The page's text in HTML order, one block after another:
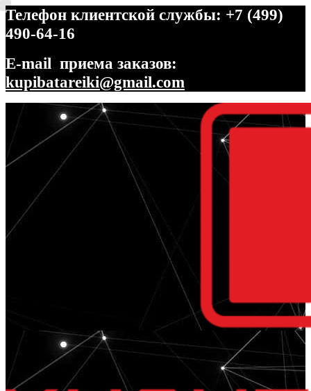
Телефон клиентской службы: +7 (499)
490-64-16
E-mail приема заказов:
kupibatareiki@gmail.com
Перейти
навигации
Перейти
содержимому